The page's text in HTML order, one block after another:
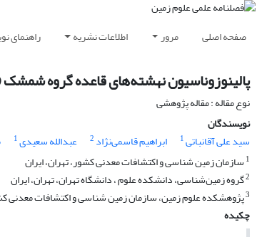
صفحه اصلی مرور اطلاعات نشریه راهنمای
پالینوزوناسیون نهشته‌های قاعده گروه شمشک
نوع مقاله : مقاله پژوهشی
نویسندگان
سید علی آقانباتی1 ابراهیم قاسمی‌نژاد 2 عبدالله سعیدی1
1 سازمان زمین شناسی و اکتشافات معدنی کشور، تهران، ایران
2گروه زمین‌شناسی، دانشکده علوم ، دانشگاه تهران، تهران، ایران
3پژوهشکده علوم زمین، سازمان زمین شناسی و اکتشافات معدنی
چکیده